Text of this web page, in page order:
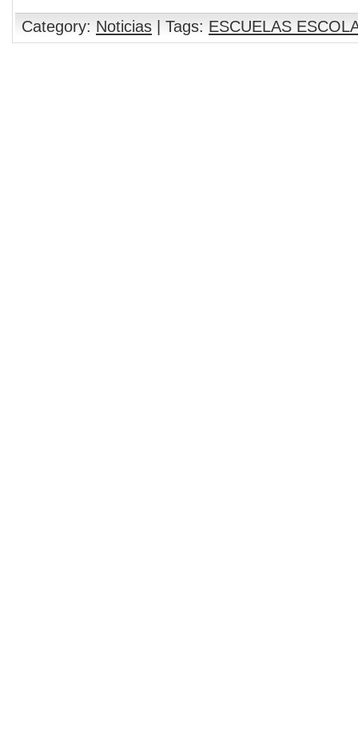
Category: Noticias | Tags: ESCUELAS